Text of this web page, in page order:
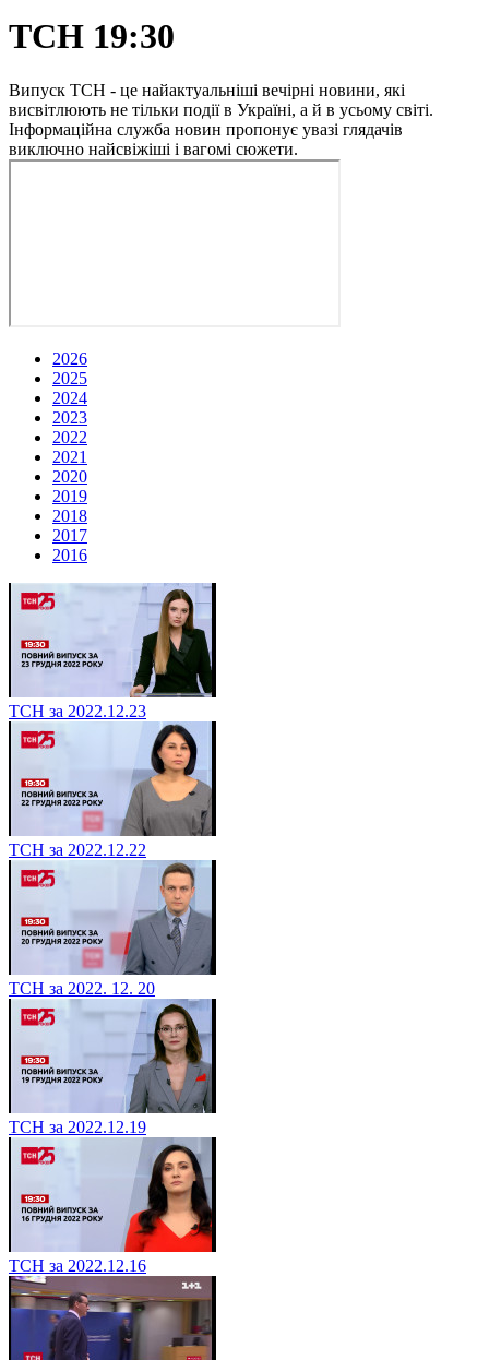
ТСН 19:30
Випуск ТСН - це найактуальніші вечірні новини, які
висвітлюють не тільки події в Україні, а й в усьому світі.
Інформаційна служба новин пропонує увазі глядачів
виключно найсвіжіші і вагомі сюжети.
2026
2025
2024
2023
2022
2021
2020
2019
2018
2017
2016
ТСН за 2022.12.23
ТСН за 2022.12.22
ТСН за 2022. 12. 20
ТСН за 2022.12.19
ТСН за 2022.12.16